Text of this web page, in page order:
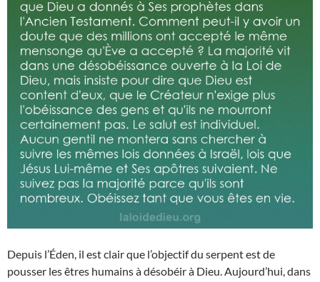
Depuis l’Éden, il est clair que l’objectif du serpent est de
pousser les êtres humains à désobéir à Dieu. Aujourd’hui, dans